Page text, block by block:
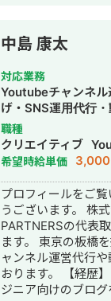
TV【StockSun株式
https://
StockSun 「
場ch」 18:40～
https://
v=nQOg0VVft8c&t=1120s 公
こちら https://lin.ee/
談も受け付けていま
は、お気軽にご連
エイターズアカデミ
（2022年）
中島 康太
対応業務
Youtubeチャンネル
げ・SNS運用代行
集
職種
クリエイティブ
希望時給単価
プロフィールをご
うございます。 株
PARTNERSの代表
ます。 東京の板橋
ャンネル運営代行
おります。 【経歴】 2019年6月にエン
ジニア向けのブロ